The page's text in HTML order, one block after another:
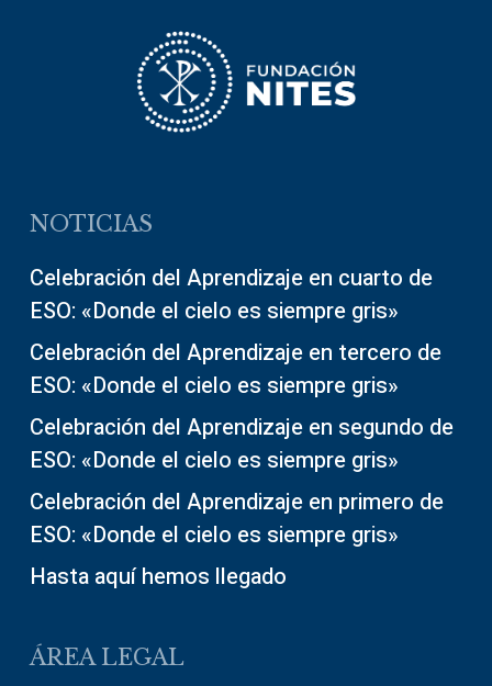
NOTICIAS
Celebración del Aprendizaje en cuarto de
ESO: «Donde el cielo es siempre gris»
Celebración del Aprendizaje en tercero de
ESO: «Donde el cielo es siempre gris»
Celebración del Aprendizaje en segundo de
ESO: «Donde el cielo es siempre gris»
Celebración del Aprendizaje en primero de
ESO: «Donde el cielo es siempre gris»
Hasta aquí hemos llegado
ÁREA LEGAL